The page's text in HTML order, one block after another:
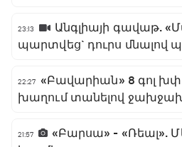
23:13
Անգլիայի գավաթ.
պարտվեց` դուրս մնալով
22:27 «Բավարիան» 8 գոլ
խաղում տանելով
21:57
«Բարսա» - «Ռեալ».